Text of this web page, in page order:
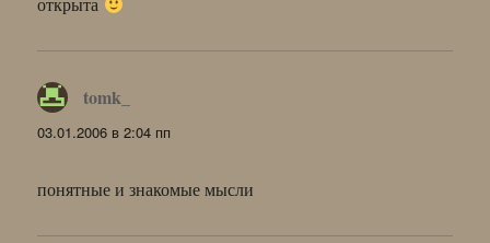
tomk_
03.01.2006 в 2:04 пп
понятные и знакомые мысли